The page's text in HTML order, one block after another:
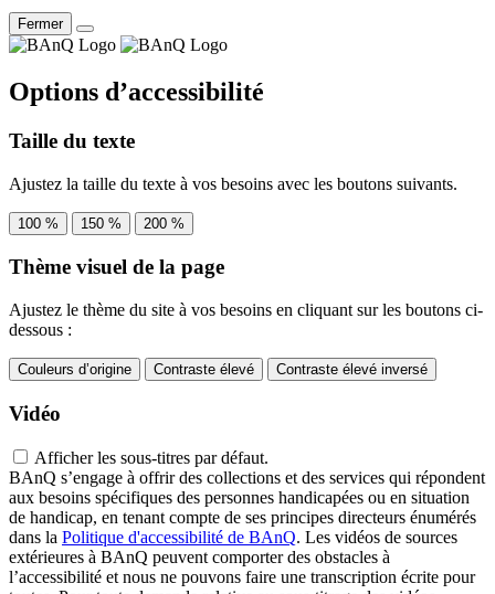
Fermer
Options d’accessibilité
Taille du texte
Ajustez la taille du texte à vos besoins avec les boutons suivants.
100 % 150 % 200 %
Thème visuel de la page
Ajustez le thème du site à vos besoins en cliquant sur les boutons ci-
dessous :
Couleurs d’origine Contraste élevé Contraste élevé inversé
Vidéo
Afficher les sous-titres par défaut.
BAnQ s’engage à offrir des collections et des services qui répondent
aux besoins spécifiques des personnes handicapées ou en situation
de handicap, en tenant compte de ses principes directeurs énumérés
dans la Politique d'accessibilité de BAnQ. Les vidéos de sources
extérieures à BAnQ peuvent comporter des obstacles à
l’accessibilité et nous ne pouvons faire une transcription écrite pour